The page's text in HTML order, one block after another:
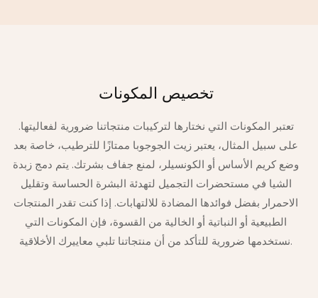
تخصيص المكونات
تعتبر المكونات التي نختارها لتركيبات منتجاتنا ضرورية لفعاليتها.
على سبيل المثال، يعتبر زيت الجوجوبا ممتازًا للترطيب، خاصة بعد
وضع كريم الأساس أو الكونسيلر، لمنع جفاف بشرتك. يتم دمج زبدة
الشيا في مستحضرات التجميل لتهدئة البشرة الحساسة وتقليل
الاحمرار بفضل فوائدها المضادة للالتهابات. إذا كنت تقدر المنتجات
الطبيعية أو النباتية أو الخالية من القسوة، فإن المكونات التي
نستخدمها ضرورية للتأكد من أن منتجاتنا تلبي معاييرك الأخلاقية.